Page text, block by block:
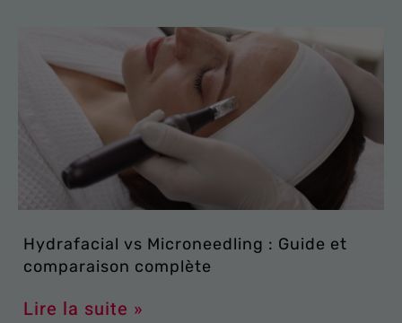
Hydrafacial vs Microneedling : Guide et
comparaison complète
Lire la suite »